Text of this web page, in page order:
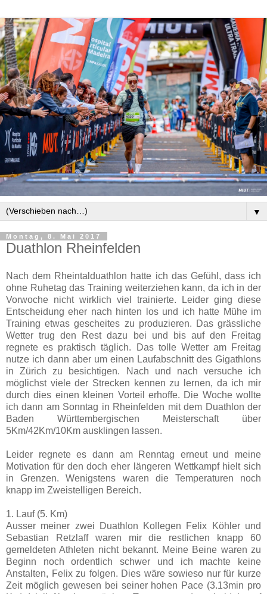
▼
Montag, 8. Mai 2017
Duathlon Rheinfelden
Nach dem Rheintalduathlon hatte ich das Gefühl, dass ich
ohne Ruhetag das Training weiterziehen kann, da ich in der
Vorwoche nicht wirklich viel trainierte. Leider ging diese
Entscheidung eher nach hinten los und ich hatte Mühe im
Training etwas gescheites zu produzieren. Das grässliche
Wetter trug den Rest dazu bei und bis auf den Freitag
regnete es praktisch täglich. Das tolle Wetter am Freitag
nutze ich dann aber um einen Laufabschnitt des Gigathlons
in Zürich zu besichtigen. Nach und nach versuche ich
möglichst viele der Strecken kennen zu lernen, da ich mir
durch dies einen kleinen Vorteil erhoffe. Die Woche wollte
ich dann am Sonntag in Rheinfelden mit dem Duathlon der
Baden Württembergischen Meisterschaft über
5Km/42Km/10Km ausklingen lassen.
Leider regnete es dann am Renntag erneut und meine
Motivation für den doch eher längeren Wettkampf hielt sich
in Grenzen. Wenigstens waren die Temperaturen noch
knapp im Zweistelligen Bereich.
1. Lauf (5. Km)
Ausser meiner zwei Duathlon Kollegen Felix Köhler und
Sebastian Retzlaff waren mir die restlichen knapp 60
gemeldeten Athleten nicht bekannt. Meine Beine waren zu
Beginn noch ordentlich schwer und ich machte keine
Anstalten, Felix zu folgen. Dies wäre sowieso nur für kurze
Zeit möglich gewesen bei seiner hohen Pace (3.13min pro